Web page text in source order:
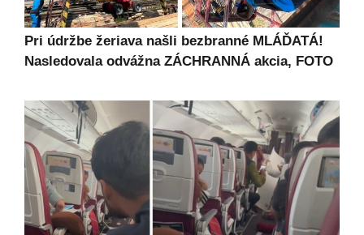
Pri údržbe žeriava našli bezbranné MLÁĎATÁ!
Nasledovala odvážna ZÁCHRANNÁ akcia, FOTO